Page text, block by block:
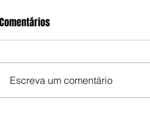
Comentários
Escreva um comentário